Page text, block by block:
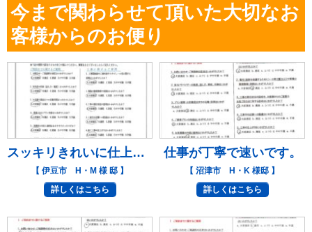
今まで関わらせて頂いた大切なお
客様からのお便り
スッキリきれいに仕上がりました。
【 伊豆市 H・M 様 邸 】
詳しくはこちら
仕事が丁寧で速いです。
【 沼津市 H・K 様邸 】
詳しくはこちら